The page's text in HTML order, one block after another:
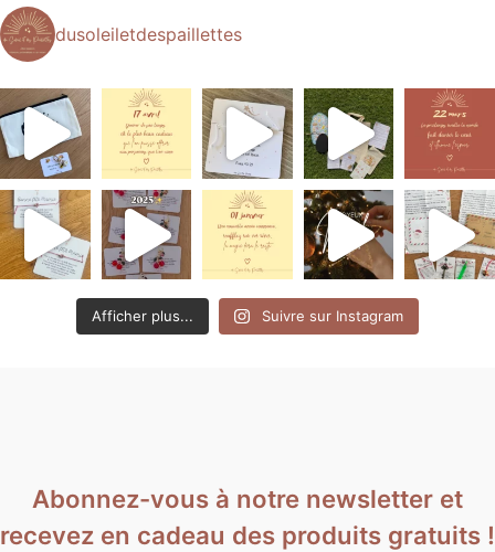
dusoleiletdespaillettes
Afficher plus... Suivre sur Instagram
Abonnez-vous à notre newsletter et
recevez en cadeau des produits gratuits !